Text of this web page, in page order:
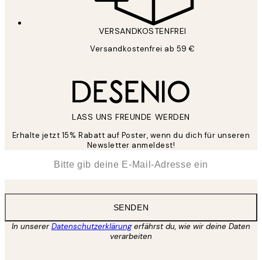
VERSANDKOSTENFREI
Versandkostenfrei ab 59 €
LASS UNS FREUNDE WERDEN
Erhalte jetzt 15% Rabatt auf Poster, wenn du dich für unseren
Newsletter anmeldest!
SENDEN
In unsererDatenschutzerklärungerfährst du, wie wir deine Daten
verarbeiten